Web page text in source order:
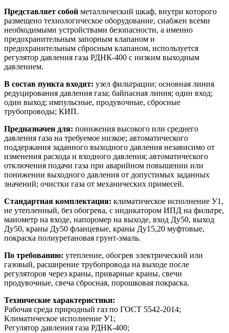
Представляет собой металлический шкаф, внутри которого
размещено технологическое оборудование, снабжен всеми
необходимыми устройствами безопасности, а именно
предохранительным запорным клапаном и
предохранительным сбросным клапаном, используется
регулятор давления газа РДНК-400 с низким выходным
давлением.
В состав пункта входят: узел фильтрации; основная линия
редуцирования давления газа; байпасная линия; один вход;
один выход; импульсные, продувочные, сбросные
трубопроводы; КИП.
Предназначен для: понижения высокого или среднего
давления газа на требуемое низкое; автоматического
поддержания заданного выходного давления независимо от
изменения расхода и входного давления; автоматического
отключения подачи газа при аварийном повышении или
понижении выходного давления от допустимых заданных
значений; очистки газа от механических примесей.
Стандартная комплектация: климатическое исполнение У1,
не утепленный, без обогрева, с индикатором ИПД на фильтре,
манометр на входе, напоромер на выходе, вход Ду50, выход
Ду50, краны Ду50 фланцевые, краны Ду15,20 муфтовые,
покраска полиуретановая грунт-эмаль.
По требованию: утепление, обогрев электрический или
газовый, расширение трубопровода на выходе после
регуляторов через краны, приварные краны, свечи
продувочные, свеча сбросная, порошковая покраска.
Технические характеристики:
Рабочая среда природный газ по ГОСТ 5542-2014;
Климатическое исполнение У1;
Регулятор давления газа РДНК-400;